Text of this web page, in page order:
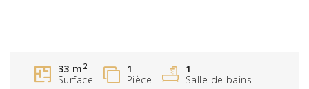
33 m 2
Surface
1
Pièce
1
Salle de bains